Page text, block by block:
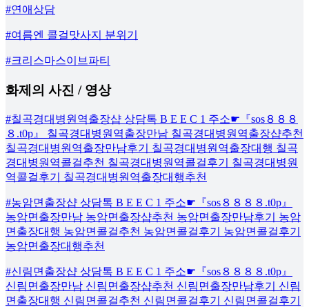
#연애상담
#여름엔 콜걸맛사지 분위기
#크리스마스이브파티
화제의 사진 / 영상
#칠곡경대병원역출장샵 상담톡 B E E C 1 주소☛『sos８８８
８.t0p』 칠곡경대병원역출장만남 칠곡경대병원역출장샵추천
칠곡경대병원역출장만남후기 칠곡경대병원역출장대행 칠곡
경대병원역콜걸추천 칠곡경대병원역콜걸후기 칠곡경대병원
역콜걸후기 칠곡경대병원역출장대행추천
#농암면출장샵 상담톡 B E E C 1 주소☛『sos８８８８.t0p』
농암면출장만남 농암면출장샵추천 농암면출장만남후기 농암
면출장대행 농암면콜걸추천 농암면콜걸후기 농암면콜걸후기
농암면출장대행추천
#신림면출장샵 상담톡 B E E C 1 주소☛『sos８８８８.t0p』
신림면출장만남 신림면출장샵추천 신림면출장만남후기 신림
면출장대행 신림면콜걸추천 신림면콜걸후기 신림면콜걸후기